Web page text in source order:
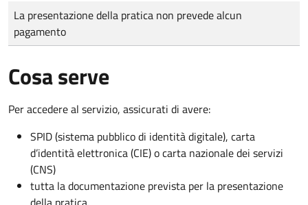
Tipo di pagamento
Importo
La presentazione della pratica non prevede alcun
pagamento
Cosa serve
Per accedere al servizio, assicurati di avere:
SPID (sistema pubblico di identità digitale), carta
d’identità elettronica (CIE) o carta nazionale dei servizi
(CNS)
tutta la documentazione prevista per la presentazione